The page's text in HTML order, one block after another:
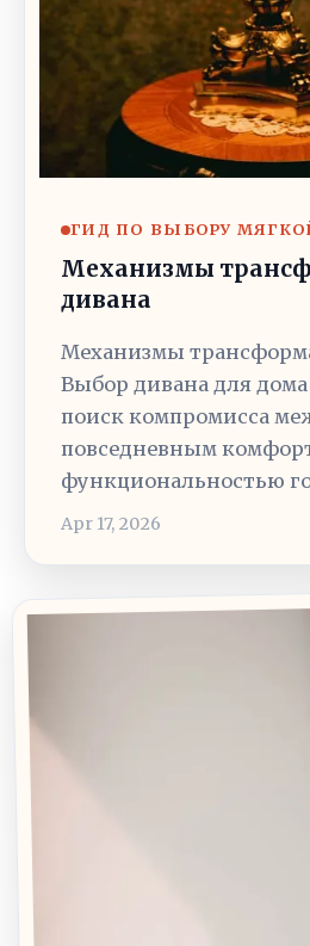
ГИД ПО ВЫБОРУ
Механизмы
дивана
Механизмы
Выбор дивана для дома
поиск компромисса
повседневным
функциональностью
Apr 17, 2026